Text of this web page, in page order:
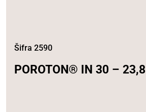
Šifra 2590
POROTON® IN 30 – 23,8